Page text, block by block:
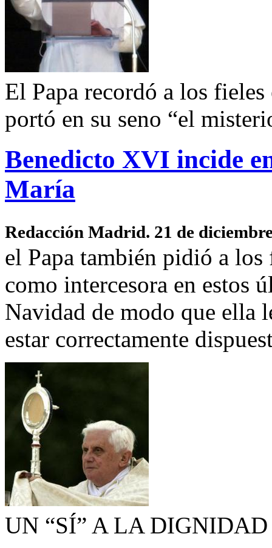
El Papa recordó a los
portó en su seno “el
Benedicto XVI incide
María
Redacción Madrid. 21 de
el Papa también pidió a
como intercesora en estos
Navidad de modo que ella
estar correctamente
UN “SÍ” A LA